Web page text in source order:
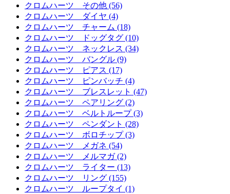
クロムハーツ その他 (56)
クロムハーツ ダイヤ (4)
クロムハーツ チャーム (18)
クロムハーツ ドッグタグ (10)
クロムハーツ ネックレス (34)
クロムハーツ バングル (9)
クロムハーツ ピアス (17)
クロムハーツ ピンバッチ (4)
クロムハーツ ブレスレット (47)
クロムハーツ ペアリング (2)
クロムハーツ ベルトループ (3)
クロムハーツ ペンダント (28)
クロムハーツ ボロチップ (3)
クロムハーツ メガネ (54)
クロムハーツ メルマガ (2)
クロムハーツ ライター (13)
クロムハーツ リング (155)
クロムハーツ ループタイ (1)